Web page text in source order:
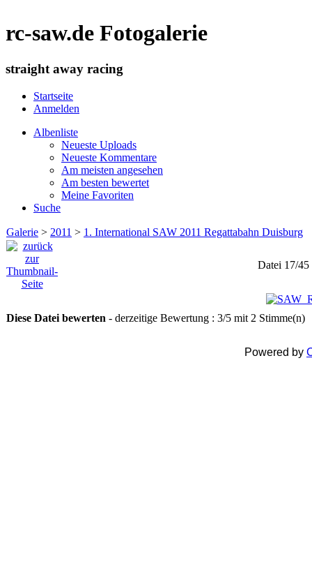
rc-saw.de Fotogalerie
straight away racing
Startseite
Anmelden
Albenliste
Neueste Uploads
Neueste Kommentare
Am meisten angesehen
Am besten bewertet
Meine Favoriten
Suche
Galerie > 2011 > 1. International SAW 2011 Regattabahn Duisburg
Datei 17/45
Diese Datei bewerten - derzeitige Bewertung : 3/5 mit 2 Stimme(n)
Powered by